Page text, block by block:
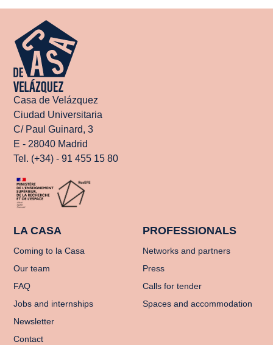
Casa de Velázquez
Ciudad Universitaria
C/ Paul Guinard, 3
E - 28040 Madrid
Tel. (+34) - 91 455 15 80
LA CASA
Coming to la Casa
Our team
FAQ
Jobs and internships
Newsletter
Contact
PROFESSIONALS
Networks and partners
Press
Calls for tender
Spaces and accommodation